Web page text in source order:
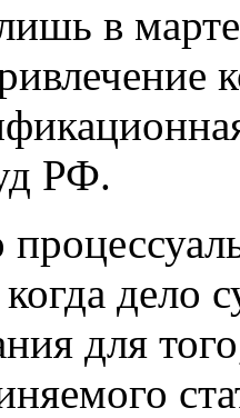
в
РФ.
дело
для